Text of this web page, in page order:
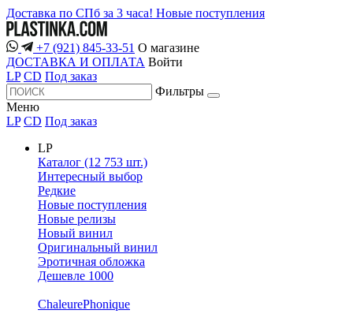
Доставка по СПб за 3 часа! Новые поступления
+7 (921) 845-33-51 О магазине
ДОСТАВКА И ОПЛАТА Войти
LP CD Под заказ
Фильтры
Меню
LP CD Под заказ
LP
Каталог (12 753 шт.)
Интересный выбор
Редкие
Новые поступления
Новые релизы
Новый винил
Оригинальный винил
Эротичная обложка
Дешевле 1000
ChaleurePhonique